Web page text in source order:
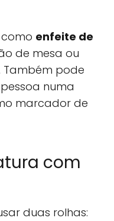
enfeite de
de mesa ou
pode
numa
marcador de
com
duas rolhas: